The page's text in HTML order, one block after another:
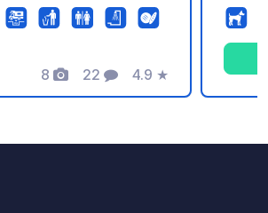
von Vegetation,
Bouleplatz mit Kugel
8
Fotos
22
Kommentare
4.9
Bewertung
★
Ihren